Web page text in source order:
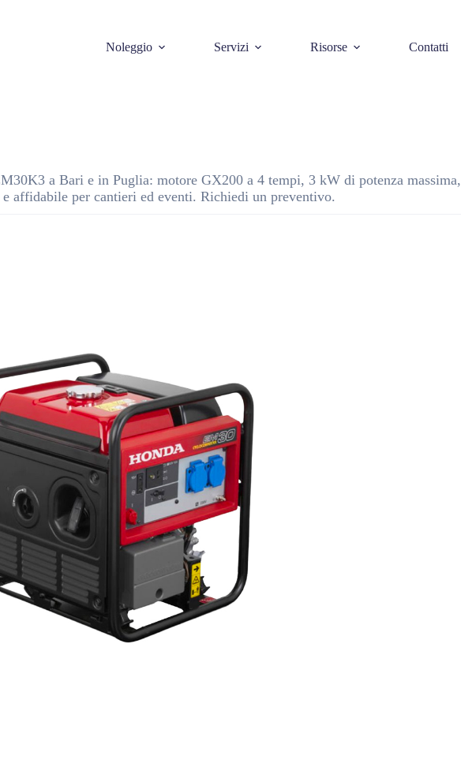
Noleggio Servizi Risorse Contatti
a Bari e in Puglia: motore GX200 a 4 tempi, 3 kW di potenza massima,
affidabile per cantieri ed eventi. Richiedi un preventivo.